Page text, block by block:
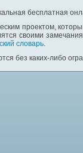
бесплатная
проектом,
своими
словарь.
без каких-либо